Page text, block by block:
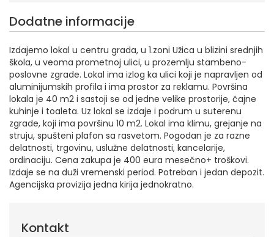
Dodatne informacije
Izdajemo lokal u centru grada, u 1.zoni Užica u blizini srednjih
škola, u veoma prometnoj ulici, u prozemlju stambeno-
poslovne zgrade. Lokal ima izlog ka ulici koji je napravljen od
aluminijumskih profila i ima prostor za reklamu. Površina
lokala je 40 m2 i sastoji se od jedne velike prostorije, čajne
kuhinje i toaleta. Uz lokal se izdaje i podrum u suterenu
zgrade, koji ima površinu 10 m2. Lokal ima klimu, grejanje na
struju, spušteni plafon sa rasvetom. Pogodan je za razne
delatnosti, trgovinu, uslužne delatnosti, kancelarije,
ordinaciju. Cena zakupa je 400 eura mesečno+ troškovi.
Izdaje se na duži vremenski period. Potreban i jedan depozit.
Agencijska provizija jedna kirija jednokratno.
Kontakt